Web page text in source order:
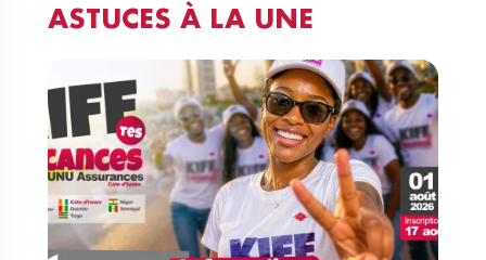
ASTUCES À LA UNE